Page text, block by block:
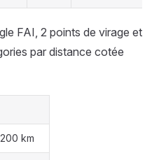
FAI, 2 points de virage et
par distance cotée
km